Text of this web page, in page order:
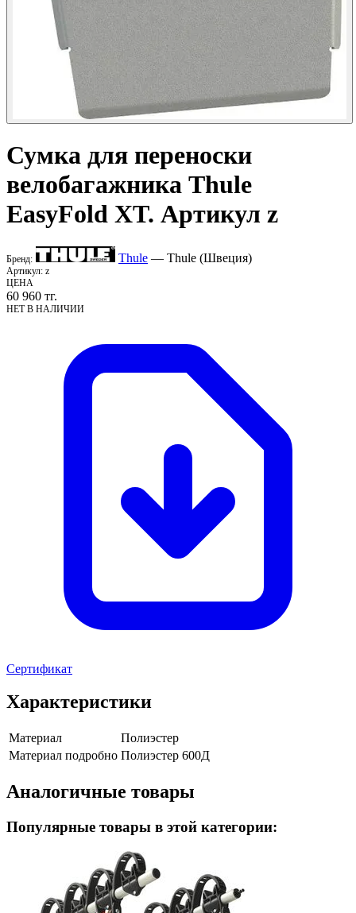
Сумка для переноски
велобагажника Thule
EasyFold XT. Артикул z
Бренд: Thule — Thule (Швеция)
Артикул: z
ЦЕНА
60 960 тг.
НЕТ В НАЛИЧИИ
Сертификат
Характеристики
Материал
Полиэстер
Материал подробно Полиэстер 600Д
Аналогичные товары
Популярные товары в этой категории: